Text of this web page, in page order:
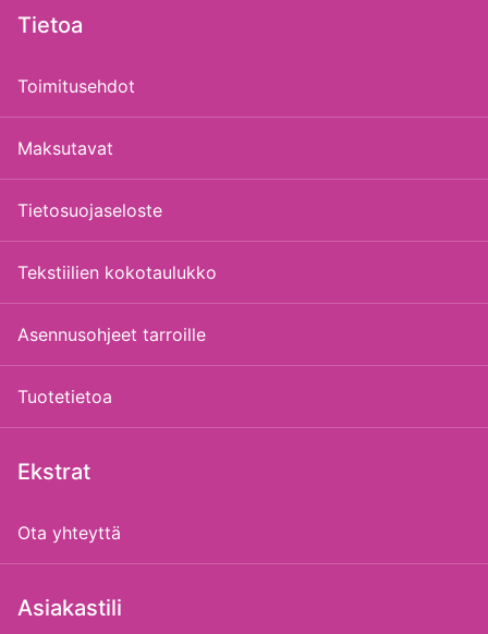
Tietoa
Toimitusehdot
Maksutavat
Tietosuojaseloste
Tekstiilien kokotaulukko
Asennusohjeet tarroille
Tuotetietoa
Ekstrat
Ota yhteyttä
Asiakastili